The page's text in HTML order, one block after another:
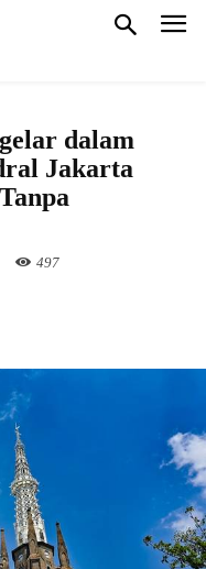
dalam
Jakarta
497